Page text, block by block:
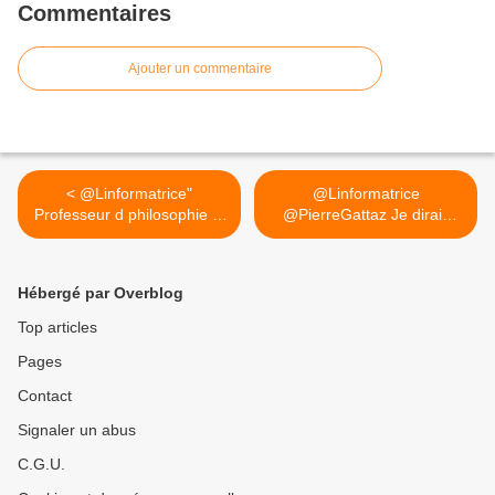
Commentaires
Ajouter un commentaire
< @Linformatrice"
Professeur d philosophie et
d...
@Linformatrice
@PierreGattaz Je dirais
même que... >
Hébergé par Overblog
Top articles
Pages
Contact
Signaler un abus
C.G.U.